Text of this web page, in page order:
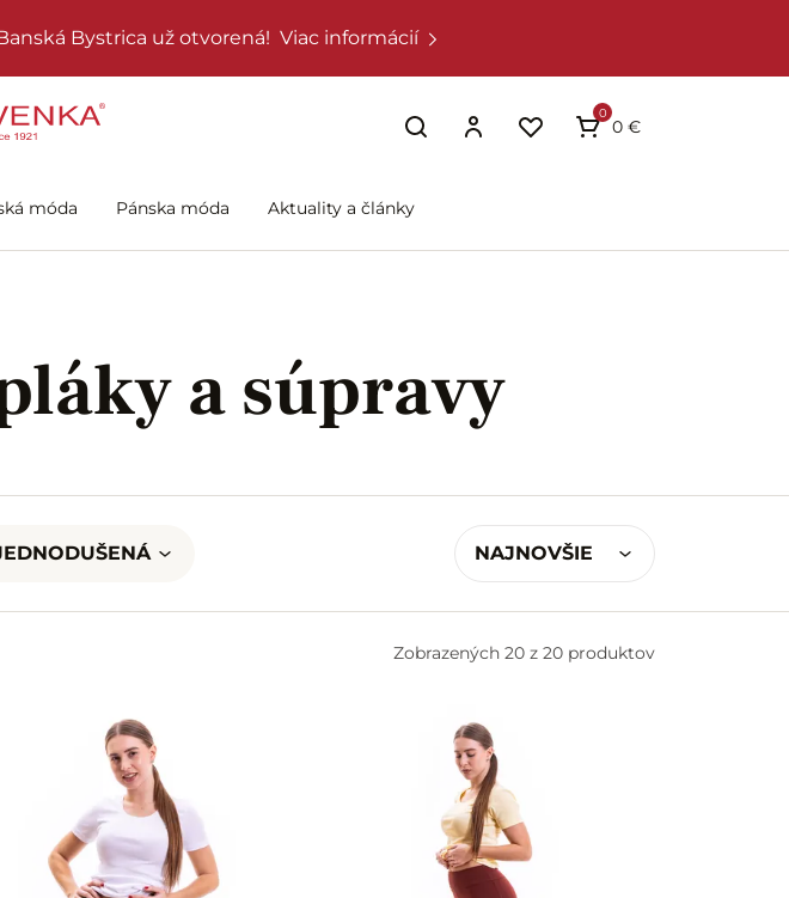
Bystrica už otvorená! Viac informácií
0
0 €
móda Pánska móda Aktuality a články
a súpravy
NAJNOVŠIE
Zobrazených 20 z 20 produktov